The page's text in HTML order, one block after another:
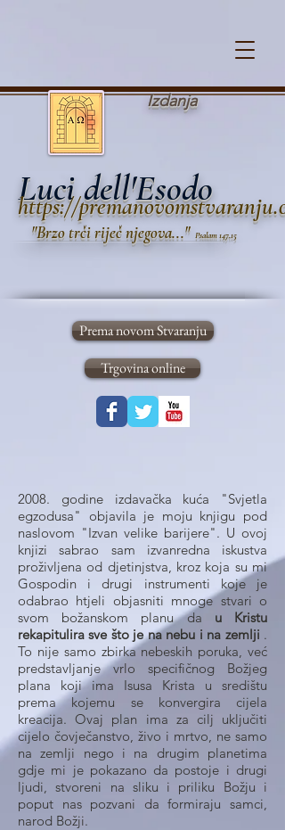
Izdanja
Luci dell'Esodo
https://
"Brzo trčiriječ njegova..." Psalam 147,15
Prema novom Stvaranju
Trgovina online
2008. godine izdavačka kuća "Svjetla
egzodusa" objavila je moju knjigu pod
naslovom "Izvan velike barijere". U ovoj
knjizi sabrao sam izvanredna iskustva
proživljena od djetinjstva, kroz koja su mi
Gospodin i drugi instrumenti koje je
odabrao htjeli objasniti mnoge stvari o
svom božanskom planu da u Kristu
rekapitulira sve što je na nebu i na zemlji .
To nije samo zbirka nebeskih poruka, već
predstavljanje vrlo specifičnog Božjeg
plana koji ima Isusa Krista u središtu
prema kojemu se konvergira cijela
kreacija. Ovaj plan ima za cilj uključiti
cijelo čovječanstvo, živo i mrtvo, ne samo
na zemlji nego i na drugim planetima
gdje mi je pokazano da postoje i drugi
ljudi, stvoreni na sliku i priliku Božju i
poput nas pozvani da formiraju samci,
narod Božji.